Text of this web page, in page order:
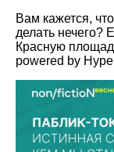
Вам кажется,
делать нечего?
Красную
powered by